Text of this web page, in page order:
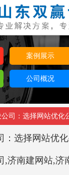
案例展示
公司概况
司：选择网站优化
选择网站优
,济南建网站,济